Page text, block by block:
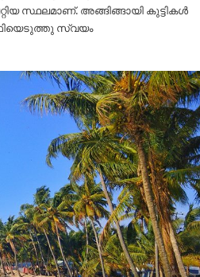
സ്ഥലമാണ്. അങ്ങിങ്ങായി കുട്ടികൾ
സ്വയം